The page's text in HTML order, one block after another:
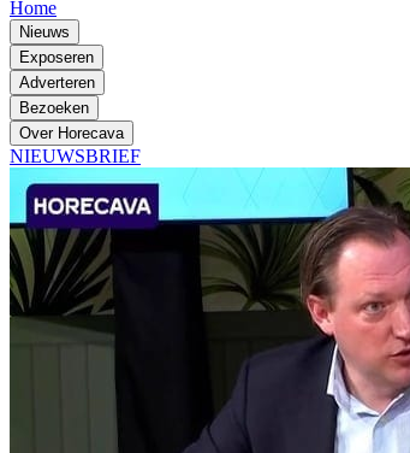
Home
Nieuws
Exposeren
Adverteren
Bezoeken
Over Horecava
NIEUWSBRIEF